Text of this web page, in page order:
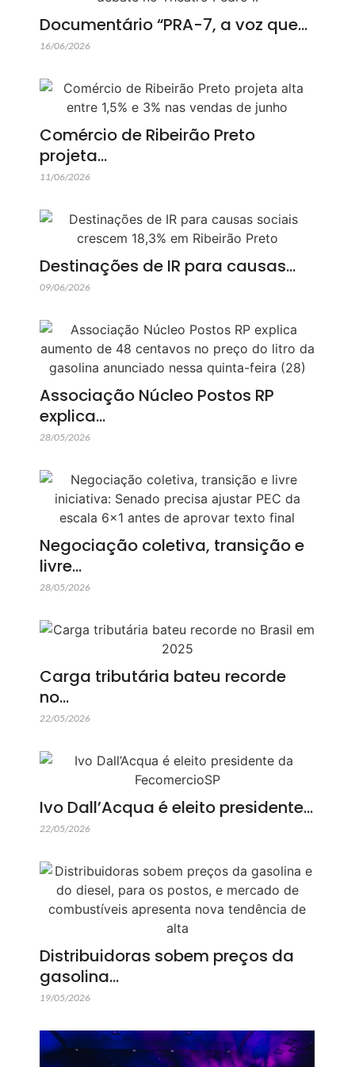
Documentário “PRA-7, a voz que…
16/06/2026
Comércio de Ribeirão Preto
projeta…
11/06/2026
Destinações de IR para causas…
09/06/2026
Associação Núcleo Postos RP
explica…
28/05/2026
Negociação coletiva, transição e
livre…
28/05/2026
Carga tributária bateu recorde
no…
22/05/2026
Ivo Dall’Acqua é eleito presidente…
22/05/2026
Distribuidoras sobem preços da
gasolina…
19/05/2026